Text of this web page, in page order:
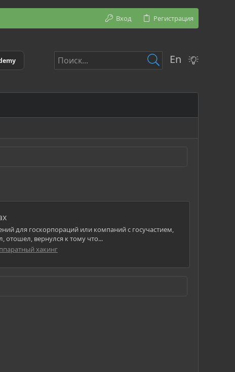
Вход Регистрация
En
для госкорпораций или компаний с госучастием,
вернулся к тому что...
хакинг